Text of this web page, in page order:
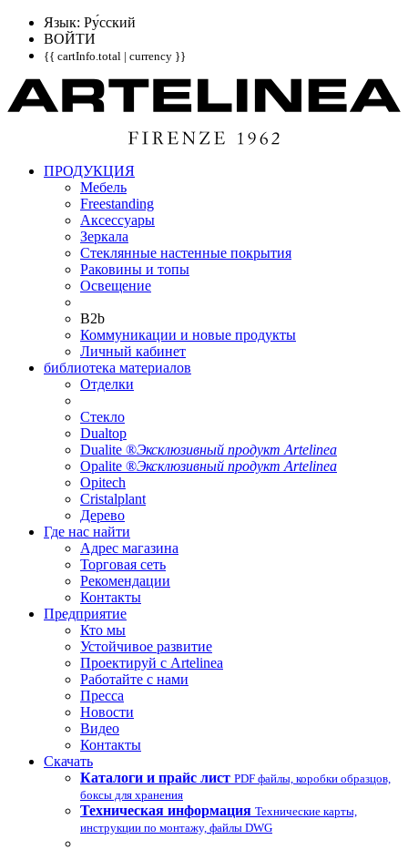
Язык: Pу́сский
ВОЙТИ
{{ cartInfo.total | currency }}
ПРОДУКЦИЯ
Мебель
Freestanding
Аксессуары
Зеркала
Стеклянные настенные покрытия
Раковины и топы
Освещение
B2b
Коммуникации и новые продукты
Личный кабинет
библиотека материалов
Отделки
Стекло
Dualtop
Dualite ®Эксклюзивный продукт Artelinea
Opalite ®Эксклюзивный продукт Artelinea
Opitech
Cristalplant
Дерево
Где нас найти
Адрес магазина
Торговая сеть
Рекомендации
Контакты
Предприятие
Кто мы
Устойчивое развитие
Проектируй с Artelinea
Работайте с нами
Пресса
Новости
Видео
Контакты
Скачать
Каталоги и прайс лист PDF файлы, коробки образцов,
боксы для хранения
Техническая информация Технические карты,
инструкции по монтажу, файлы DWG